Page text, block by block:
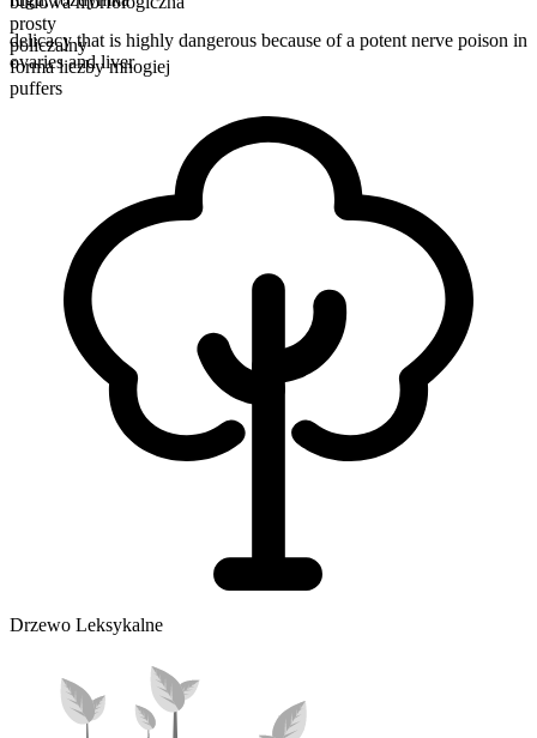
prosty
policzalny
forma liczby mnogiej
puffers
delicacy that is highly dangerous because of a potent nerve poison in
ovaries and liver
Drzewo Leksykalne